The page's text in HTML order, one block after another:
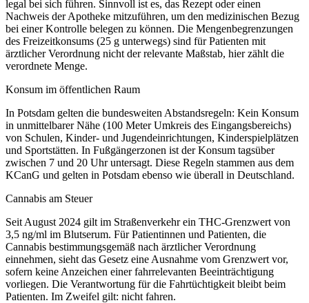
legal bei sich führen. Sinnvoll ist es, das Rezept oder einen
Nachweis der Apotheke mitzuführen, um den medizinischen Bezug
bei einer Kontrolle belegen zu können. Die Mengenbegrenzungen
des Freizeitkonsums (25 g unterwegs) sind für Patienten mit
ärztlicher Verordnung nicht der relevante Maßstab, hier zählt die
verordnete Menge.
Konsum im öffentlichen Raum
In Potsdam gelten die bundesweiten Abstandsregeln: Kein Konsum
in unmittelbarer Nähe (100 Meter Umkreis des Eingangsbereichs)
von Schulen, Kinder- und Jugendeinrichtungen, Kinderspielplätzen
und Sportstätten. In Fußgängerzonen ist der Konsum tagsüber
zwischen 7 und 20 Uhr untersagt. Diese Regeln stammen aus dem
KCanG und gelten in Potsdam ebenso wie überall in Deutschland.
Cannabis am Steuer
Seit August 2024 gilt im Straßenverkehr ein THC-Grenzwert von
3,5 ng/ml im Blutserum. Für Patientinnen und Patienten, die
Cannabis bestimmungsgemäß nach ärztlicher Verordnung
einnehmen, sieht das Gesetz eine Ausnahme vom Grenzwert vor,
sofern keine Anzeichen einer fahrrelevanten Beeinträchtigung
vorliegen. Die Verantwortung für die Fahrtüchtigkeit bleibt beim
Patienten. Im Zweifel gilt: nicht fahren.